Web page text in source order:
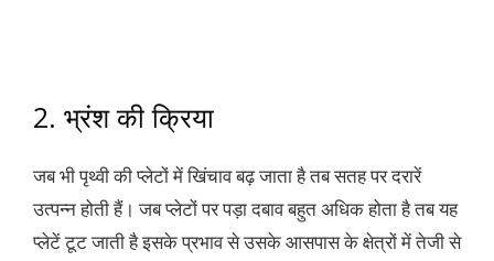
2. भ्रंश की क्रिया
जब भी पृथ्वी की प्लेटों में खिंचाव बढ़ जाता है तब सतह पर दरारें
उत्पन्न होती हैं। जब प्लेटों पर पड़ा दबाव बहुत अधिक होता है तब यह
प्लेटें टूट जाती है इसके प्रभाव से उसके आसपास के क्षेत्रों में तेजी से